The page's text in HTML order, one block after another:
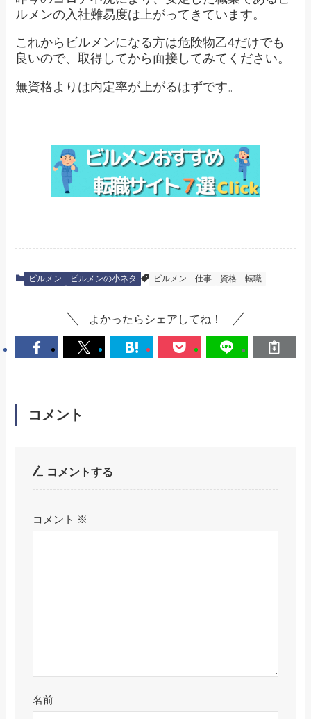
ルメンの入社難易度は上がってきています。
これからビルメンになる方は危険物乙4だけでも
良いので、取得してから面接してみてください。
無資格よりは内定率が上がるはずです。
ビルメン ビルメンの小ネタ ビルメン 仕事 資格 転職
よかったらシェアしてね！
コメント
コメントする
コメント ※
名前